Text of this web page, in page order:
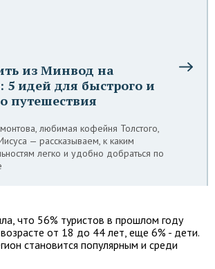
из Минвод на
5 идей для быстрого и
путешествия
любимая кофейня Толстого,
— рассказываем, к каким
легко и удобно добраться по
что 56% туристов в прошлом году
от 18 до 44 лет, еще 6% - дети.
становится популярным и среди